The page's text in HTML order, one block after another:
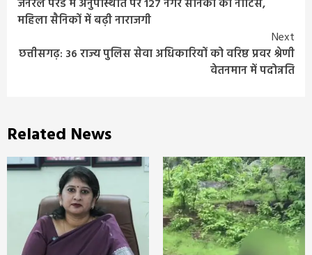
Reading
जनरल परेड में अनुपस्थिति पर 127 नगर सैनिकों को नोटिस,
महिला सैनिकों में बढ़ी नाराजगी
Next
छत्तीसगढ़: 36 राज्य पुलिस सेवा अधिकारियों को वरिष्ठ प्रवर श्रेणी
वेतनमान में पदोन्नति
Related News